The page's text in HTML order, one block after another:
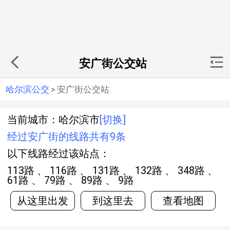
安广街公交站
哈尔滨公交 > 安广街公交站
当前城市：哈尔滨市 [切换]
经过安广街的线路共有9条
以下线路经过该站点：
113路 、 116路 、 131路 、 132路 、 348路 、
61路 、 79路 、 89路 、 9路
从这里出发
到这里去 查看地图